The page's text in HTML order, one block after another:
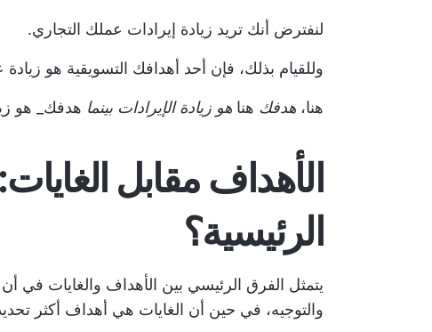
لنفترض أنك تريد زيادة إيرادات عملك التجاري.
وللقيام بذلك، فإن أحد أهدافك التسويقية هو زيادة عدد
هنا، هدفك هنا هو زيادة الإيرادات بينما هدفك_ هو
الأهداف مقابل
الرئيسية؟
يتمثل الفرق الرئيسي بين الأهداف والغايات في
والتوجيه، في حين أن الغايات هي أهداف أكثر